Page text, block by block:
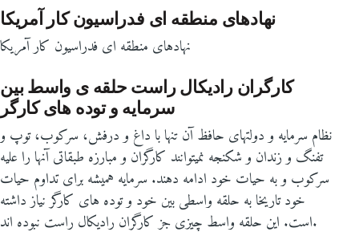
نهادهای منطقه ای فدراسیون کار آمریکا
نهادهای منطقه ای فدراسیون کار آمریکا
کارگران رادیکال راست حلقه ی واسط بین
سرمایه و توده های کارگر
نظام سرمایه و دولتهای حافظ آن تنها با داغ و درفش، سرکوب، توپ و
تفنگ و زندان و شکنجه نمیتوانند کارگران و مبارزه طبقاتی آنها را علیه
سرکوب و به حیات خود ادامه دهند. سرمایه همیشه برای تداوم حیات
خود تاریخا به حلقه واسطی بین خود و توده های کارگر نیاز داشته
است. این حلقه واسط چیزی جز کارگران رادیکال راست نبوده اند.